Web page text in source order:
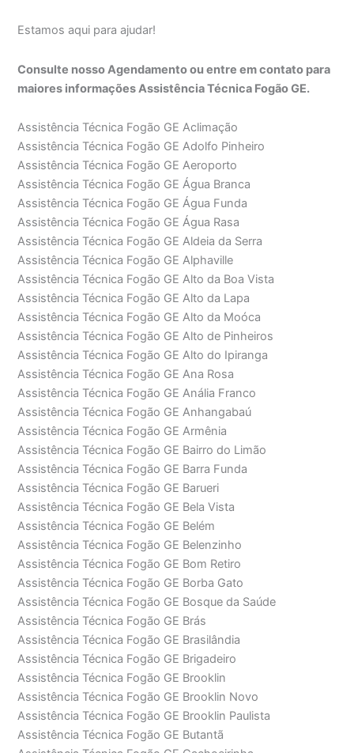
Estamos aqui para ajudar!
Consulte nosso Agendamento ou entre em contato para
maiores informações Assistência Técnica Fogão GE.
Assistência Técnica Fogão GE Aclimação
Assistência Técnica Fogão GE Adolfo Pinheiro
Assistência Técnica Fogão GE Aeroporto
Assistência Técnica Fogão GE Água Branca
Assistência Técnica Fogão GE Água Funda
Assistência Técnica Fogão GE Água Rasa
Assistência Técnica Fogão GE Aldeia da Serra
Assistência Técnica Fogão GE Alphaville
Assistência Técnica Fogão GE Alto da Boa Vista
Assistência Técnica Fogão GE Alto da Lapa
Assistência Técnica Fogão GE Alto da Moóca
Assistência Técnica Fogão GE Alto de Pinheiros
Assistência Técnica Fogão GE Alto do Ipiranga
Assistência Técnica Fogão GE Ana Rosa
Assistência Técnica Fogão GE Anália Franco
Assistência Técnica Fogão GE Anhangabaú
Assistência Técnica Fogão GE Armênia
Assistência Técnica Fogão GE Bairro do Limão
Assistência Técnica Fogão GE Barra Funda
Assistência Técnica Fogão GE Barueri
Assistência Técnica Fogão GE Bela Vista
Assistência Técnica Fogão GE Belém
Assistência Técnica Fogão GE Belenzinho
Assistência Técnica Fogão GE Bom Retiro
Assistência Técnica Fogão GE Borba Gato
Assistência Técnica Fogão GE Bosque da Saúde
Assistência Técnica Fogão GE Brás
Assistência Técnica Fogão GE Brasilândia
Assistência Técnica Fogão GE Brigadeiro
Assistência Técnica Fogão GE Brooklin
Assistência Técnica Fogão GE Brooklin Novo
Assistência Técnica Fogão GE Brooklin Paulista
Assistência Técnica Fogão GE Butantã